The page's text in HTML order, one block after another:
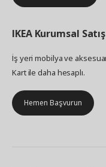
IKEA Kurumsal Satış
İş yeri mobilya ve
Kart ile daha hesaplı.
Hemen Başvurun